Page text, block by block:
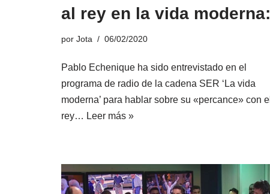
al rey en la vida moderna:
por Jota 06/02/2020
Pablo Echenique ha sido entrevistado en el
programa de radio de la cadena SER ‘La vida
moderna’ para hablar sobre su «percance» con el
rey… Leer más »